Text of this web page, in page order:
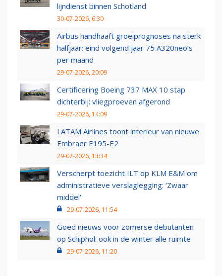
lijndienst binnen Schotland
30-07-2026, 6:30
Airbus handhaaft groeiprognoses na sterk
halfjaar: eind volgend jaar 75 A320neo’s
per maand
29-07-2026, 20:09
Certificering Boeing 737 MAX 10 stap
dichterbij: vliegproeven afgerond
29-07-2026, 14:09
LATAM Airlines toont interieur van nieuwe
Embraer E195-E2
29-07-2026, 13:34
Verscherpt toezicht ILT op KLM E&M om
administratieve verslaglegging: ‘Zwaar
middel’
29-07-2026, 11:54
Goed nieuws voor zomerse debutanten
op Schiphol: ook in de winter alle ruimte
29-07-2026, 11:20